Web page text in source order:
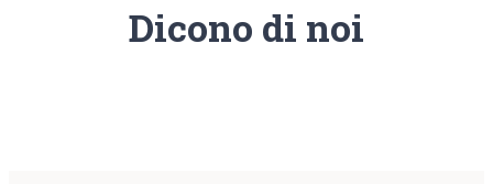
Dicono di noi